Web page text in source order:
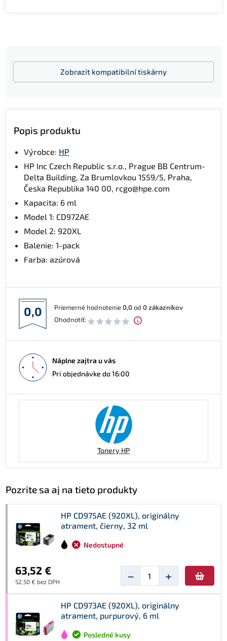
Zobrazit kompatibilní tiskárny
Popis produktu
Výrobce: HP
HP Inc Czech Republic s.r.o., Prague BB Centrum-
Delta Building, Za Brumlovkou 1559/5, Praha,
Česka Republika 140 00, rcgo@hpe.com
Kapacita: 6 ml
Model 1: CD972AE
Model 2: 920XL
Balenie: 1-pack
Farba: azúrová
0,0 Priemerné hodnotenie0,0od 0zákazníkov
Ohodnotiť:
Náplne zajtra u vás
Pri objednávke do 16:00
Tonery HP
Pozrite sa aj na tieto produkty
HP CD975AE (920XL), originálny
atrament, čierny, 32 ml
Nedostupné
63,52 €
52,50 € bez DPH − +
HP CD973AE (920XL), originálny
atrament, purpurový, 6 ml
Posledné kusy